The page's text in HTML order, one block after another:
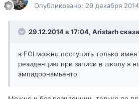
Опубликовано: 29 декабря 2014
29.12.2014 в 17:04, Aristarh
в EOI можно поступить только имея
резиденцию при записи в школу я
эмпадронамьенто